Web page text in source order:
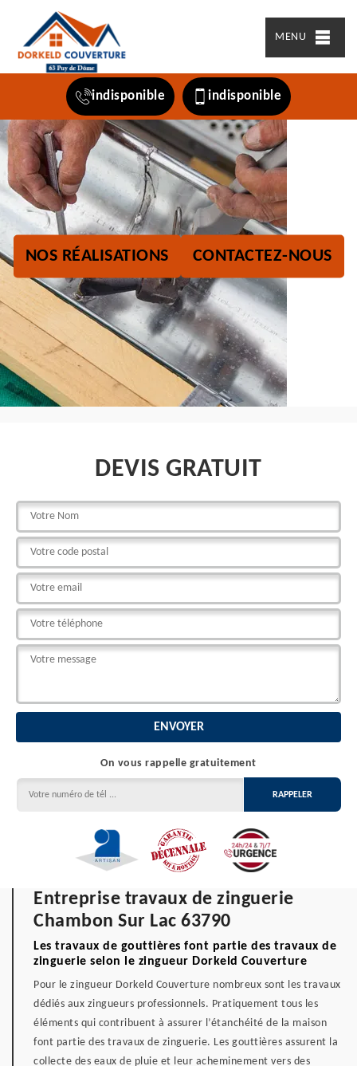
MENU
indisponible indisponible
NOS RÉALISATIONS CONTACTEZ-NOUS
DEVIS GRATUIT
On vous rappelle gratuitement
Entreprise travaux de zinguerie
Chambon Sur Lac 63790
Les travaux de gouttières font partie des travaux de
zinguerie selon le zingueur Dorkeld Couverture
Pour le zingueur Dorkeld Couverture nombreux sont les travaux
dédiés aux zingueurs professionnels. Pratiquement tous les
éléments qui contribuent à assurer l’étanchéité de la maison
font partie des travaux de zinguerie. Les gouttières assurent la
collecte des eaux de pluie et leur acheminement vers des